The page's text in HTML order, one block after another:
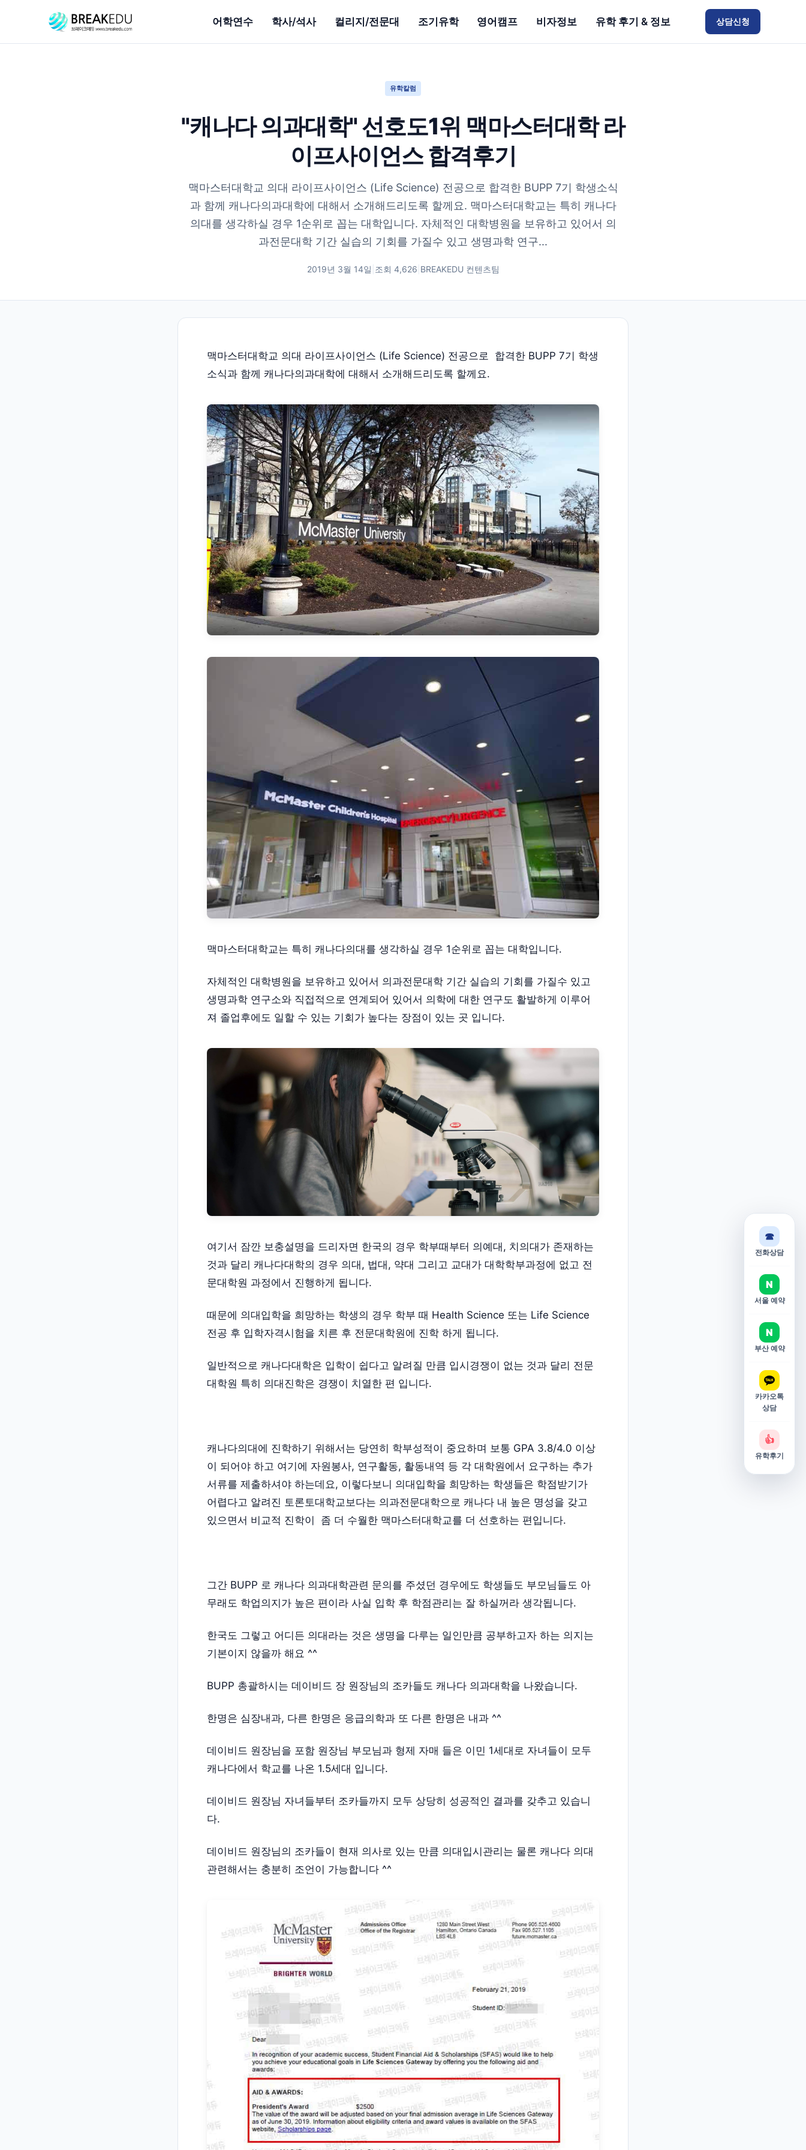
어학연수 학사/석사 컬리지/전문대 조기유학 영어캠프 비자정보 유학 후기 & 정보 상담신청
유학칼럼
"캐나다 의과대학" 선호도1위 맥마스터대학 라
이프사이언스 합격후기
맥마스터대학교 의대 라이프사이언스 (Life Science) 전공으로 합격한 BUPP 7기 학생소식
과 함께 캐나다의과대학에 대해서 소개해드리도록 할께요. 맥마스터대학교는 특히 캐나다
의대를 생각하실 경우 1순위로 꼽는 대학입니다. 자체적인 대학병원을 보유하고 있어서 의
과전문대학 기간 실습의 기회를 가질수 있고 생명과학 연구...
2019년 3월 14일 조회 4,626 BREAKEDU 컨텐츠팀
맥마스터대학교 의대 라이프사이언스 (Life Science) 전공으로 합격한 BUPP 7기 학생
소식과 함께 캐나다의과대학에 대해서 소개해드리도록 할께요.
맥마스터대학교는 특히 캐나다의대를 생각하실 경우 1순위로 꼽는 대학입니다.
자체적인 대학병원을 보유하고 있어서 의과전문대학 기간 실습의 기회를 가질수 있고
생명과학 연구소와 직접적으로 연계되어 있어서 의학에 대한 연구도 활발하게 이루어
져 졸업후에도 일할 수 있는 기회가 높다는 장점이 있는 곳 입니다.
여기서 잠깐 보충설명을 드리자면 한국의 경우 학부때부터 의예대, 치의대가 존재하는
것과 달리 캐나다대학의 경우 의대, 법대, 약대 그리고 교대가 대학학부과정에 없고 전
문대학원 과정에서 진행하게 됩니다.
때문에 의대입학을 희망하는 학생의 경우 학부 때 Health Science 또는 Life Science
전공 후 입학자격시험을 치른 후 전문대학원에 진학 하게 됩니다.
일반적으로 캐나다대학은 입학이 쉽다고 알려질 만큼 입시경쟁이 없는 것과 달리 전문
대학원 특히 의대진학은 경쟁이 치열한 편 입니다.
캐나다의대에 진학하기 위해서는 당연히 학부성적이 중요하며 보통 GPA 3.8/4.0 이상
이 되어야 하고 여기에 자원봉사, 연구활동, 활동내역 등 각 대학원에서 요구하는 추가
서류를 제출하셔야 하는데요, 이렇다보니 의대입학을 희망하는 학생들은 학점받기가
어렵다고 알려진 토론토대학교보다는 의과전문대학으로 캐나다 내 높은 명성을 갖고
있으면서 비교적 진학이 좀 더 수월한 맥마스터대학교를 더 선호하는 편입니다.
그간 BUPP 로 캐나다 의과대학관련 문의를 주셨던 경우에도 학생들도 부모님들도 아
무래도 학업의지가 높은 편이라 사실 입학 후 학점관리는 잘 하실꺼라 생각됩니다.
한국도 그렇고 어디든 의대라는 것은 생명을 다루는 일인만큼 공부하고자 하는 의지는
기본이지 않을까 해요 ^^
BUPP 총괄하시는 데이비드 장 원장님의 조카들도 캐나다 의과대학을 나왔습니다.
한명은 심장내과, 다른 한명은 응급의학과 또 다른 한명은 내과 ^^
데이비드 원장님을 포함 원장님 부모님과 형제 자매 들은 이민 1세대로 자녀들이 모두
캐나다에서 학교를 나온 1.5세대 입니다.
데이비드 원장님 자녀들부터 조카들까지 모두 상당히 성공적인 결과를 갖추고 있습니
다.
데이비드 원장님의 조카들이 현재 의사로 있는 만큼 의대입시관리는 물론 캐나다 의대
관련해서는 충분히 조언이 가능합니다 ^^
☎
전화상담
N
서울 예약
N
부산 예약
카카오톡
상담
👍
유학후기